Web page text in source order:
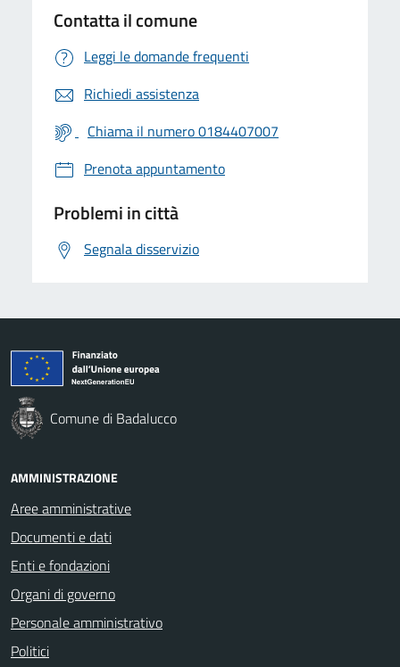
Contatta il comune
Leggi le domande frequenti
Richiedi assistenza
Chiama il numero 0184407007
Prenota appuntamento
Problemi in città
Segnala disservizio
Comune di Badalucco
AMMINISTRAZIONE
Aree amministrative
Documenti e dati
Enti e fondazioni
Organi di governo
Personale amministrativo
Politici